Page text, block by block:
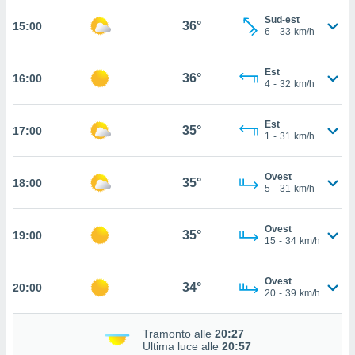
a piè
15:00 36°
Sud-est
6 - 33 km/h
16:00 36°
Est
4 - 32 km/h
17:00 35°
Est
1 - 31 km/h
18:00 35°
Ovest
5 - 31 km/h
19:00 35°
Ovest
15 - 34 km/h
20:00 34°
Ovest
20 - 39 km/h
Tramonto alle 20:27
Ultima luce alle 20:57